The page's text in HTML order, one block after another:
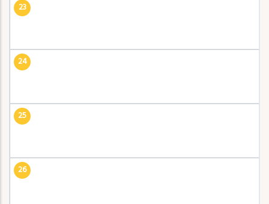
23
24
25
26